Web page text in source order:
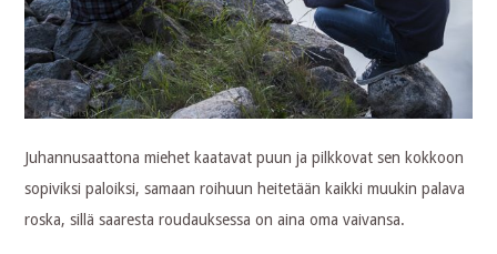
Juhannusaattona miehet kaatavat puun ja pilkkovat sen kokkoon
sopiviksi paloiksi, samaan roihuun heitetään kaikki muukin palava
roska, sillä saaresta roudauksessa on aina oma vaivansa.